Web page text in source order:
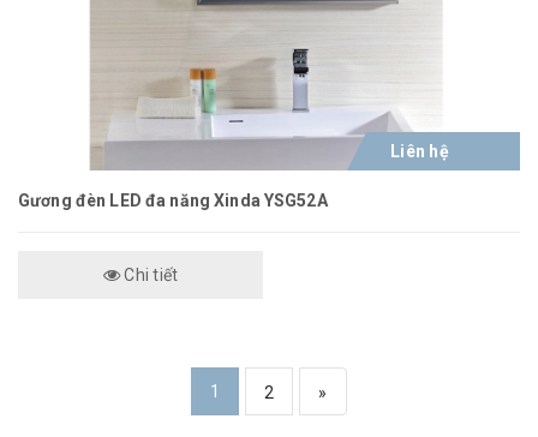
Liên hệ
Gương đèn LED đa năng Xinda YSG52A
Chi tiết
1 2 »